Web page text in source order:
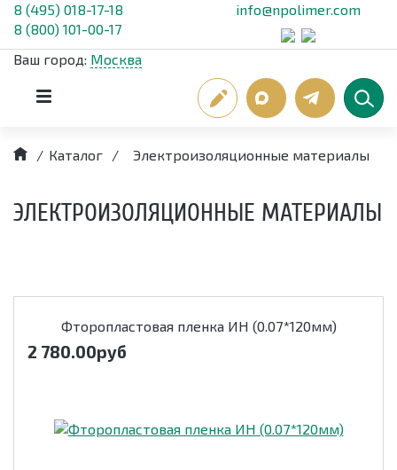
8 (495) 018-17-18
8 (800) 101-00-17
info@npolimer.com
Ваш город: Москва
/ Каталог / Электроизоляционные материалы
ЭЛЕКТРОИЗОЛЯЦИОННЫЕ МАТЕРИАЛЫ
Фторопластовая пленка ИН (0.07*120мм)
2 780.00руб